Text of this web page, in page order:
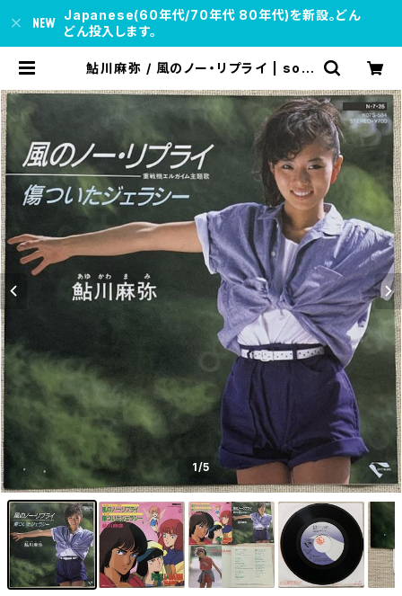
Japanese(60年代/70年代 80年代)を新設。どん
どん投入します。
鮎川麻弥 / 風のノー・リプライ | soul
1/5